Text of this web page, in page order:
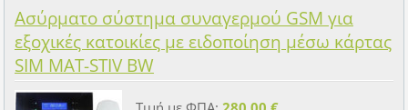
Ασύρματο σύστημα συναγερμού GSM για
εξοχικές κατοικίες με ειδοποίηση μέσω κάρτας
SIM MAT-STIV BW